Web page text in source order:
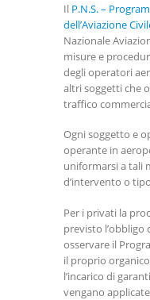
Il P.N.S. –
dell’Aviazione
Nazionale
misure e
degli operatori
altri soggetti che
traffico
Ogni soggetto e
operante in
uniformarsi a tali
d’intervento o
Per i privati la
previsto
osservare il
il proprio
l’incarico di
vengano